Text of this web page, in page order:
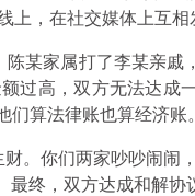
上，在社交媒体上互相
某家属打了李某亲
过高，双方无法达成
们算法律账也算经济账。
。你们两家吵吵闹闹
最终，双方达成和解